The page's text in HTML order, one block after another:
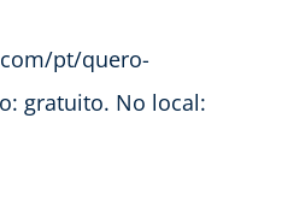
pt/quero-
gratuito. No local: